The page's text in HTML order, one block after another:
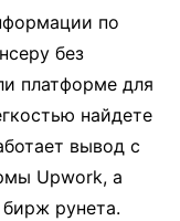
по
без
платформе для
найдете
вывод с
Upwork, а
рунета.